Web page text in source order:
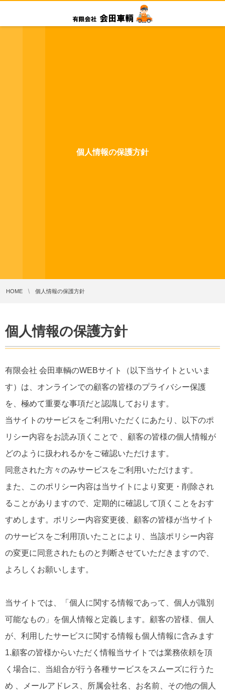
個人情報の保護方針
HOME 個人情報の保護方針
個人情報の保護方針
有限会社 会田車輌のWEBサイト（以下当サイトといいま
す）は、オンラインでの顧客の皆様のプライバシー保護
を、極めて重要な事項だと認識しております。
当サイトのサービスをご利用いただくにあたり、以下のポ
リシー内容をお読み頂くことで 、顧客の皆様の個人情報が
どのように扱われるかをご確認いただけます。
同意された方々のみサービスをご利用いただけます。
また、このポリシー内容は当サイトにより変更・削除され
ることがありますので、定期的に確認して頂くことをおす
すめします。ポリシー内容変更後、顧客の皆様が当サイト
のサービスをご利用頂いたことにより、当該ポリシー内容
の変更に同意されたものと判断させていただきますので、
よろしくお願いします。
当サイトでは、「個人に関する情報であって、個人が識別
可能なもの」を個人情報と定義します。顧客の皆様、個人
が、利用したサービスに関する情報も個人情報に含みます
1.顧客の皆様からいただく情報当サイトでは業務依頼を頂
く場合に、当組合が行う各種サービスをスムーズに行うた
め 、メールアドレス、所属会社名、お名前、その他の個人